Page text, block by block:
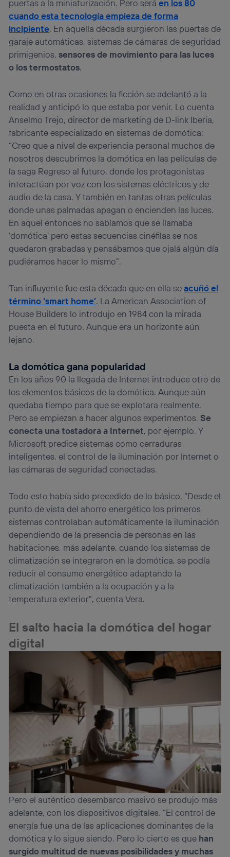
puertas a la miniaturización. Pero seráen los 80
cuando esta tecnología empieza de forma
incipiente. En aquella década surgieron las puertas de
garaje automáticas, sistemas de cámaras de seguridad
primigenios,sensores de movimiento para las luces
o los termostatos.
Como en otras ocasiones la ficción se adelantó a la
realidad y anticipó lo que estaba por venir. Lo cuenta
Anselmo Trejo, director de marketing de D-link Iberia,
fabricante especializado en sistemas de domótica:
“Creo que a nivel de experiencia personal muchos de
nosotros descubrimos la domótica en las películas de
la saga Regreso al futuro, donde los protagonistas
interactúan por voz con los sistemas eléctricos y de
audio de la casa. Y también en tantas otras películas
donde unas palmadas apagan o encienden las luces.
En aquel entonces no sabíamos que se llamaba
‘domótica’ pero estas secuencias cinéfilas se nos
quedaron grabadas y pensábamos que ojalá algún día
pudiéramos hacer lo mismo”.
Tan influyente fue esta década que en ella seacuñó el
término ‘smart home’. La American Association of
House Builders lo introdujo en 1984 con la mirada
puesta en el futuro. Aunque era un horizonte aún
lejano.
La domótica gana popularidad
En los años 90 la llegada de Internet introduce otro de
los elementos básicos de la domótica. Aunque aún
quedaba tiempo para que se explotara realmente.
Pero se empiezan a hacer algunos experimentos.Se
conecta una tostadora a Internet, por ejemplo. Y
Microsoft predice sistemas como cerraduras
inteligentes, el control de la iluminación por Internet o
las cámaras de seguridad conectadas.
Todo esto había sido precedido de lo básico. “Desde el
punto de vista del ahorro energético los primeros
sistemas controlaban automáticamente la iluminación
dependiendo de la presencia de personas en las
habitaciones, más adelante, cuando los sistemas de
climatización se integraron en la domótica, se podía
reducir el consumo energético adaptando la
climatización también a la ocupación y a la
temperatura exterior”, cuenta Vera.
El salto hacia la domótica del hogar
digital
Pero el auténtico desembarco masivo se produjo más
adelante, con los dispositivos digitales. “El control de
energía fue una de las aplicaciones dominantes de la
domótica y lo sigue siendo. Pero lo cierto es que han
surgido multitud de nuevas posibilidades y muchas